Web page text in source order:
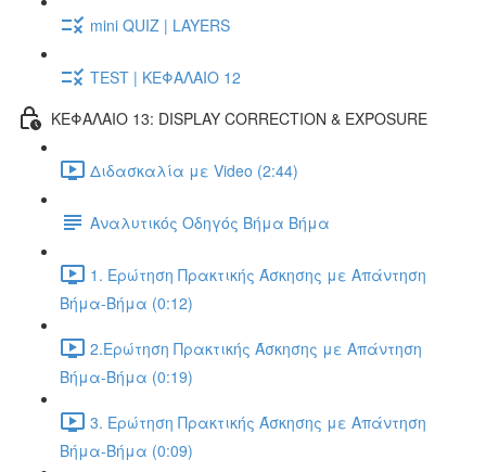
mini QUIZ | LAYERS
TEST | ΚΕΦΑΛΑΙΟ 12
ΚΕΦΑΛΑΙΟ 13: DISPLAY CORRECTION & EXPOSURE
Διδασκαλία με Video (2:44)
Αναλυτικός Οδηγός Βήμα Βήμα
1. Ερώτηση Πρακτικής Άσκησης με Απάντηση
Βήμα-Βήμα (0:12)
2.Ερώτηση Πρακτικής Άσκησης με Απάντηση
Βήμα-Βήμα (0:19)
3. Ερώτηση Πρακτικής Άσκησης με Απάντηση
Βήμα-Βήμα (0:09)